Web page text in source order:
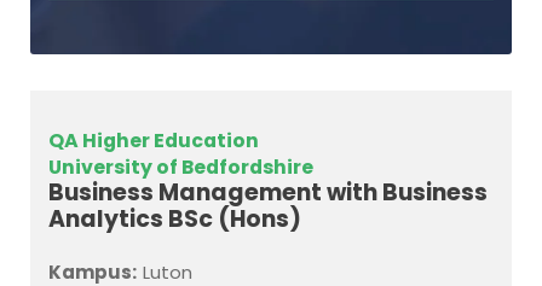
QA Higher Education
University of Bedfordshire
Business Management with Business
Analytics BSc (Hons)
Kampus: Luton